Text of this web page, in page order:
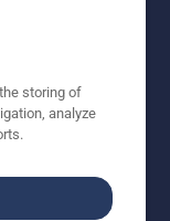
storing of
analyze